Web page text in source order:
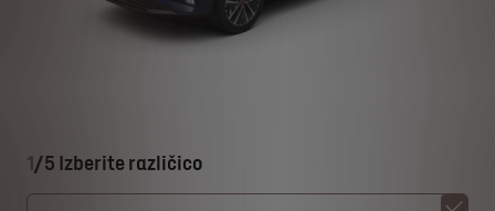
1 /5 Izberite različico